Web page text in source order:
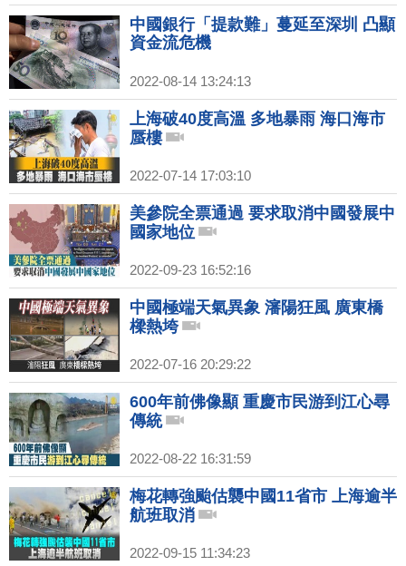
中國銀行「提款難」蔓延至深圳 凸顯
資金流危機
2022-08-14 13:24:13
上海破40度高溫 多地暴雨 海口海市
蜃樓
2022-07-14 17:03:10
美參院全票通過 要求取消中國發展中
國家地位
2022-09-23 16:52:16
中國極端天氣異象 瀋陽狂風 廣東橋
樑熱垮
2022-07-16 20:29:22
600年前佛像顯 重慶市民游到江心尋
傳統
2022-08-22 16:31:59
梅花轉強颱估襲中國11省市 上海逾半
航班取消
2022-09-15 11:34:23